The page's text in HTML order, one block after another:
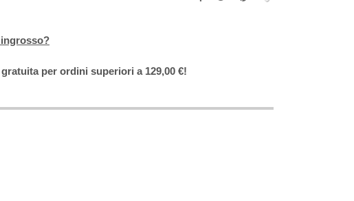
per ordini superiori a 129,00 €!